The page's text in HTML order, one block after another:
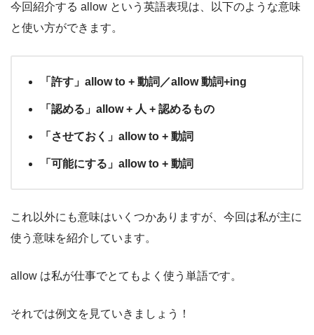
今回紹介する allow という英語表現は、以下のような意味
と使い方ができます。
「許す」allow to + 動詞／allow 動詞+ing
「認める」allow + 人 + 認めるもの
「させておく」allow to + 動詞
「可能にする」allow to + 動詞
これ以外にも意味はいくつかありますが、今回は私が主に
使う意味を紹介しています。
allow は私が仕事でとてもよく使う単語です。
それでは例文を見ていきましょう！